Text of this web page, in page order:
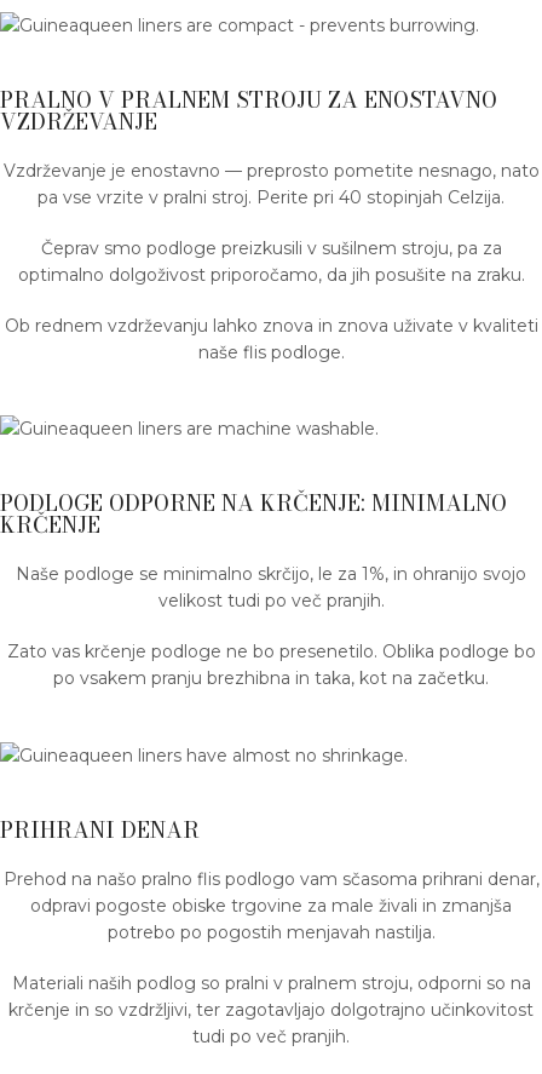
PRALNO V PRALNEM STROJU ZA ENOSTAVNO
VZDRŽEVANJE
Vzdrževanje je enostavno — preprosto pometite nesnago, nato
pa vse vrzite v pralni stroj. Perite pri 40 stopinjah Celzija.
Čeprav smo podloge preizkusili v sušilnem stroju, pa za
optimalno dolgoživost priporočamo, da jih posušite na zraku.
Ob rednem vzdrževanju lahko znova in znova uživate v kvaliteti
naše flis podloge.
PODLOGE ODPORNE NA KRČENJE: MINIMALNO
KRČENJE
Naše podloge se minimalno skrčijo, le za 1%, in ohranijo svojo
velikost tudi po več pranjih.
Zato vas krčenje podloge ne bo presenetilo. Oblika podloge bo
po vsakem pranju brezhibna in taka, kot na začetku.
PRIHRANI DENAR
Prehod na našo pralno flis podlogo vam sčasoma prihrani denar,
odpravi pogoste obiske trgovine za male živali in zmanjša
potrebo po pogostih menjavah nastilja.
Materiali naših podlog so pralni v pralnem stroju, odporni so na
krčenje in so vzdržljivi, ter zagotavljajo dolgotrajno učinkovitost
tudi po več pranjih.